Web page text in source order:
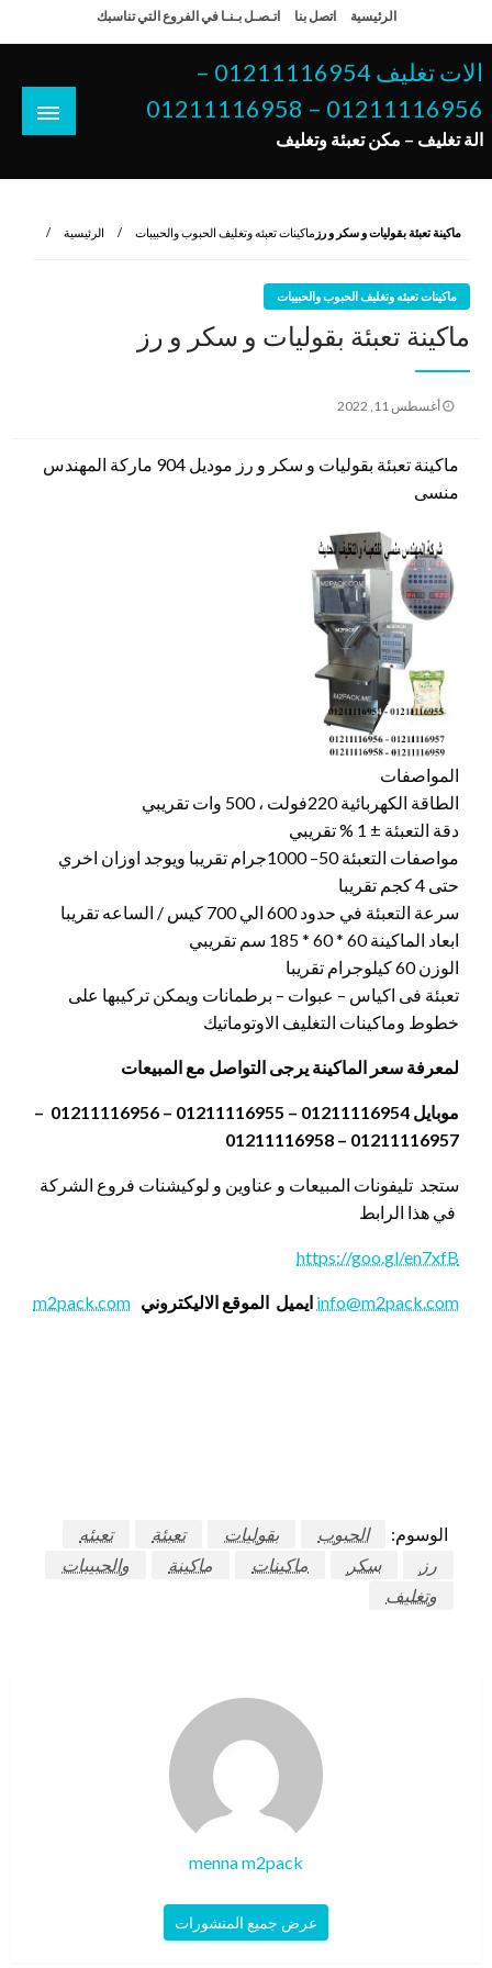
إلى
المحتوى
الرئيسية اتصل بنا اتـصـل بـنـا في الفروع التي تناسبك
الات تغليف 01211116954 –
01211116956 – 01211116958
الة تغليف – مكن تعبئة وتغليف
الرئيسية ماكينات تعبئه وتغليف الحبوب والحبيبات ماكينة تعبئة بقوليات و سكر و رز
ماكينات تعبئه وتغليف الحبوب والحبيبات
ماكينة تعبئة بقوليات و سكر و رز
نُشر
أغسطس 11, 2022
ماكينة تعبئة بقوليات و سكر و رز موديل 904 ماركة المهندس
منسى
المواصفات
الطاقة الكهربائية 220فولت ، 500 وات تقريبي
دقة التعبئة ± 1 % تقريبي
مواصفات التعبئة 50– 1000جرام تقريبا ويوجد اوزان اخري
حتى 4 كجم تقريبا
سرعة التعبئة في حدود 600 الي 700 كيس / الساعه تقريبا
ابعاد الماكينة 60 * 60 * 185 سم تقريبي
الوزن 60 كيلوجرام تقريبا
تعبئة فى اكياس – عبوات – برطمانات ويمكن تركيبها على
خطوط وماكينات التغليف الاوتوماتيك
لمعرفة سعر الماكينة يرجى التواصل مع المبيعات
موبايل 01211116954 – 01211116955 – 01211116956 –
01211116957 – 01211116958
ستجد تليفونات المبيعات و عناوين و لوكيشنات فروع الشركة
في هذا الرابط
https://goo.gl/en7xfB
info@m2pack.com ايميل الموقع الاليكتروني m2pack.com
الوسوم: الحبوب بقوليات تعبئة
تعبئه
رز
سكر ماكينات ماكينة
والحبيبات
وتغليف
menna m2pack
عرض جميع المنشورات